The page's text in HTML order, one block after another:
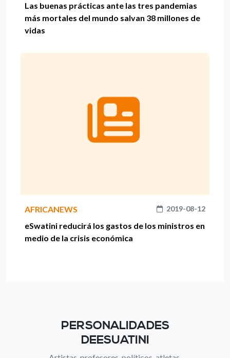
Las buenas prácticas ante las tres pandemias
más mortales del mundo salvan 38 millones de
vidas
AFRICANEWS 2019-08-12
eSwatini reducirá los gastos de los ministros en
medio de la crisis económica
PERSONALIDADES
DEESUATINI